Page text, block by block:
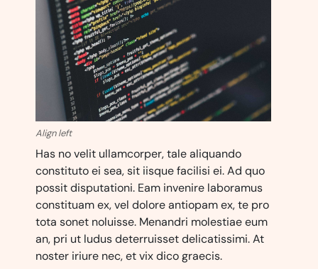
Align left
Has no velit ullamcorper, tale aliquando
constituto ei sea, sit iisque facilisi ei. Ad quo
possit disputationi. Eam invenire laboramus
constituam ex, vel dolore antiopam ex, te pro
tota sonet noluisse. Menandri molestiae eum
an, pri ut ludus deterruisset delicatissimi. At
noster iriure nec, et vix dico graecis.